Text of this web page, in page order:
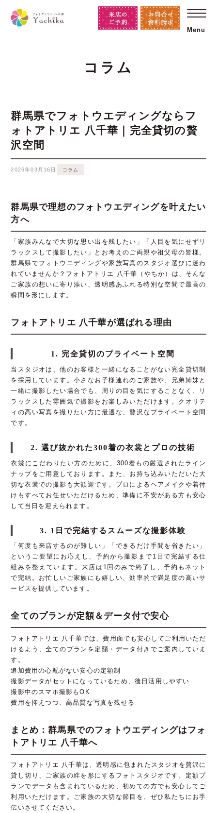
Menu
コラム
群馬県でフォトウエディングならフ
ォトアトリエ 八千華｜完全貸切の贅
沢空間
2026年03月16日 コラム
群馬県で理想のフォトウエディングを叶えたい
方へ
「家族みんなで大切な思い出を残したい」「人目を気にせずリ
ラックスして撮影したい」とお考えのご両親や祖父母の皆様。
群馬県でフォトウエディングや家族写真のスタジオ選びに迷わ
れていませんか？フォトアトリエ 八千華（やちか）は、そんな
ご家族の想いに寄り添い、透明感あふれる特別な空間で最高の
瞬間を形にします。
フォトアトリエ 八千華が選ばれる理由
1. 完全貸切のプライベート空間
当スタジオは、他のお客様と一緒になることがない完全貸切制
を採用しています。小さなお子様連れのご家族や、兄弟姉妹と
一緒に撮影したい場合でも、周りの目を気にすることなく、リ
ラックスした雰囲気で撮影をお楽しみいただけます。クオリテ
ィの高い写真を撮りたい方に最適な、贅沢なプライベート空間
です。
2. 選び抜かれた300着の衣裳とプロの技術
衣裳にこだわりたい方のために、300着もの厳選されたライン
ナップをご用意しております。また、お持ち込みいただいた大
切な衣裳での撮影も大歓迎です。プロによるヘアメイクや着付
けもすべてお任せいただけるため、準備に不安がある方も安心
して当日を迎えられます。
3. 1日で完結するスムーズな撮影体験
「何度も来店するのが難しい」「できるだけ手間を省きたい」
というご要望にお応えし、予約から撮影まで1日で完結する仕
組みを整えています。来店は1回のみで終了し、予約もネット
で完結。お忙しいご家族にも嬉しい、効率的で満足度の高いサ
ービスを提供しています。
全てのプランが定額＆データ付で安心
フォトアトリエ 八千華では、費用面でも安心してご利用いただ
けるよう、全てのプランを定額・データ付きでご案内していま
す。
追加費用の心配がない安心の定額制
撮影データがセットになっているため、後日活用しやすい
撮影中のスマホ撮影もOK
費用を抑えつつ、高品質な写真を残せる
まとめ：群馬県でのフォトウエディングはフォ
トアトリエ 八千華へ
フォトアトリエ 八千華は、透明感に包まれたスタジオを贅沢に
貸し切り、ご家族の絆を形にするフォトスタジオです。定額プ
ランでデータも含まれているため、初めての方でも安心してご
利用いただけます。ご家族の大切な節目を、ぜひ私たちにお手
伝いさせてください。